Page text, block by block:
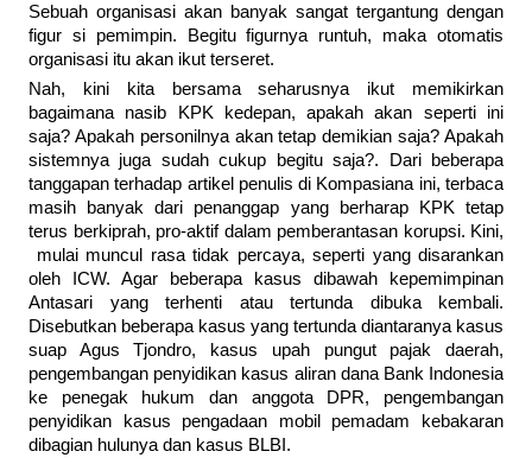
Sebuah organisasi akan banyak sangat tergantung dengan
figur si pemimpin. Begitu figurnya runtuh, maka otomatis
organisasi itu akan ikut terseret.
Nah, kini kita bersama seharusnya ikut memikirkan
bagaimana nasib KPK kedepan, apakah akan seperti ini
saja? Apakah personilnya akan tetap demikian saja? Apakah
sistemnya juga sudah cukup begitu saja?. Dari beberapa
tanggapan terhadap artikel penulis di Kompasiana ini, terbaca
masih banyak dari penanggap yang berharap KPK tetap
terus berkiprah, pro-aktif dalam pemberantasan korupsi. Kini,
mulai muncul rasa tidak percaya, seperti yang disarankan
oleh ICW. Agar beberapa kasus dibawah kepemimpinan
Antasari yang terhenti atau tertunda dibuka kembali.
Disebutkan beberapa kasus yang tertunda diantaranya kasus
suap Agus Tjondro, kasus upah pungut pajak daerah,
pengembangan penyidikan kasus aliran dana Bank Indonesia
ke penegak hukum dan anggota DPR, pengembangan
penyidikan kasus pengadaan mobil pemadam kebakaran
dibagian hulunya dan kasus BLBI.